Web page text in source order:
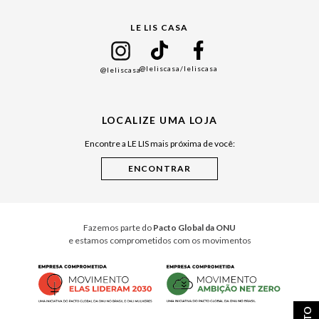
Cuidados Casa
LE LIS CASA
@leliscasa@leliscasa/leliscasa
LOCALIZE UMA LOJA
Encontre a LE LIS mais próxima de você:
Fazemos parte do Pacto Global da ONU
e estamos comprometidos com os movimentos